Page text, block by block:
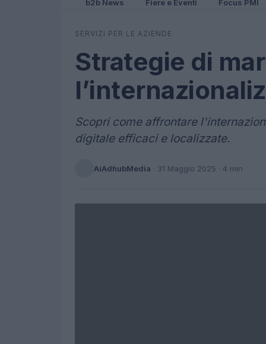
b2b News Fiere e Eventi Focus PMI
SERVIZI PER LE AZIENDE
Strategie di
Scopri come affrontare
digitale efficaci e localizzate.
AiAdhubMedia · 31 Maggio 2025 · 4 min